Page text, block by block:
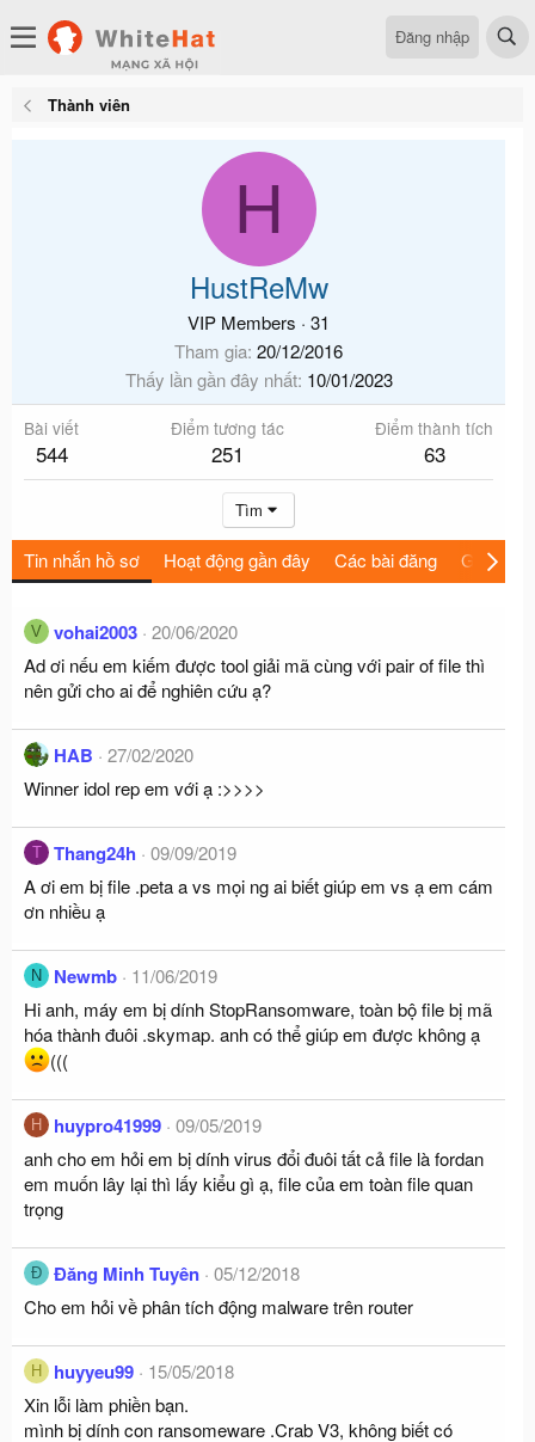
Đăng nhập
Thành viên
H
HustReMw
VIP Members · 31
Tham gia 20/12/2016
Thấy lần gần đây nhất 10/01/2023
Bài viết
544
Điểm tương tác
251
Điểm thành tích
63
Tìm
Tin nhắn hồ sơ Hoạt động gần đây Các bài đăng Giới thiệu
V vohai2003 20/06/2020
Ad ơi nếu em kiếm được tool giải mã cùng với pair of file thì
nên gửi cho ai để nghiên cứu ạ?
HAB
27/02/2020
Winner idol rep em với ạ :>>>>
T Thang24h
09/09/2019
A ơi em bị file .peta a vs mọi ng ai biết giúp em vs ạ em cám
ơn nhiều ạ
N Newmb
11/06/2019
Hi anh, máy em bị dính StopRansomware, toàn bộ file bị mã
hóa thành đuôi .skymap. anh có thể giúp em được không ạ
(((
H huypro41999 09/05/2019
anh cho em hỏi em bị dính virus đổi đuôi tất cả file là fordan
em muốn lây lại thì lấy kiểu gì ạ, file của em toàn file quan
trọng
Đ Đăng Minh Tuyên 05/12/2018
Cho em hỏi về phân tích động malware trên router
H huyyeu99
15/05/2018
Xin lỗi làm phiền bạn.
mình bị dính con ransomeware .Crab V3, không biết có